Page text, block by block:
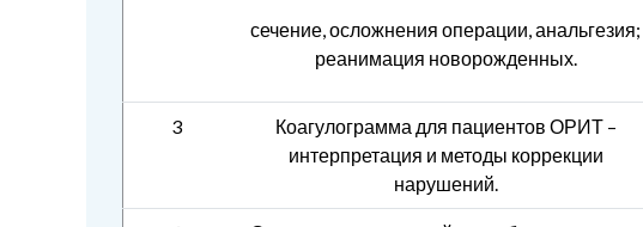
сечение, осложнения операции, анальгезия;
реанимация новорожденных.
3
Коагулограмма для пациентов ОРИТ –
интерпретация и методы коррекции
нарушений.